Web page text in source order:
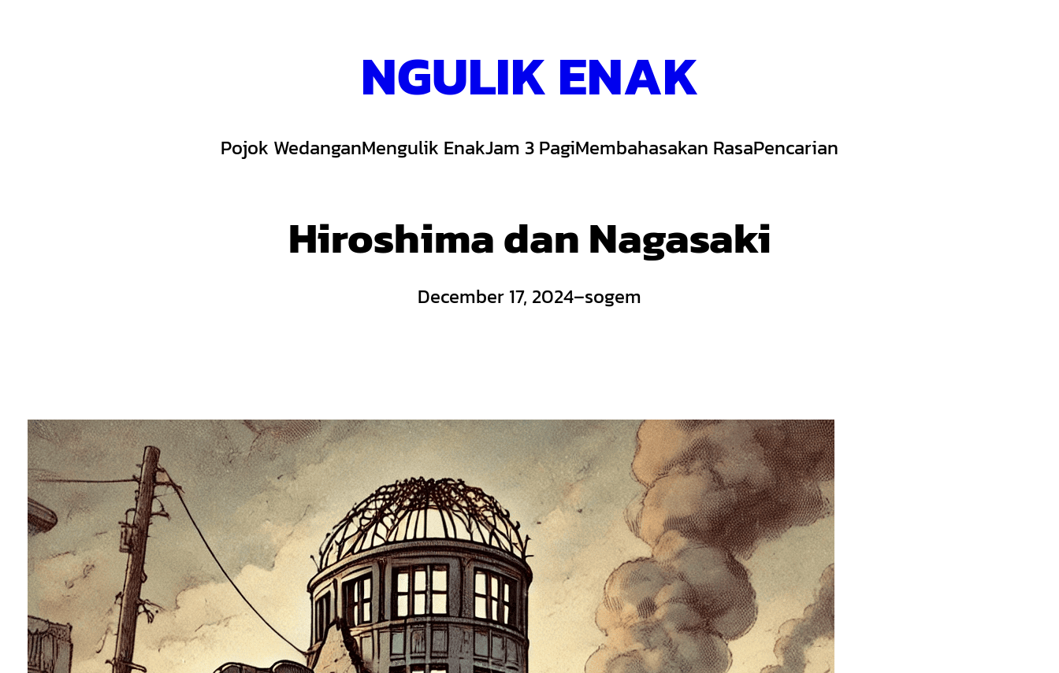
NGULIK ENAK
Pojok WedanganMengulik EnakJam 3 PagiMembahasakan RasaPencarian
Hiroshima dan Nagasaki
December 17, 2024–sogem